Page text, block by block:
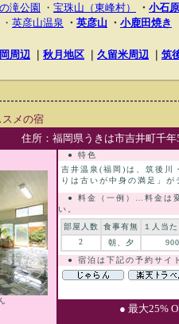
滝公園
・ 宝珠山（東峰村） ・ 小石
・ 英彦山温泉 ・ 英彦山 ・ 小鹿田焼き
周辺 秋月地区 久留米周辺 筑
メの宿
住所：福岡県うきは市吉井町千年
● 特色
吉井温泉(福岡)は、筑後川
りは古いが中身の満足」
● 料金（一例）…料金は変
い。
部屋人数
食事有無
１人当
2
朝、夕
● 宿泊は下記の予約サイ
● 最大25%